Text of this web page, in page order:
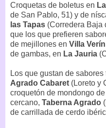
Croquetas de boletus en
de San Pablo, 51) y de
las Tapas (Corredera Baja
que los que prefieren
de mejillones en Villa Verín
de gambas, en La Jauria
Los que gustan de
Agrado Cabaret (Loreto y
croquetón de mondongo
cercano, Taberna Agrado
de carrillada de cerdo